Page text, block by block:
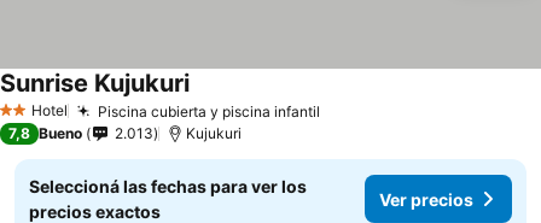
2 Estrellas
Hotel Piscina cubierta y piscina infantil
Sunrise Kujukuri
7,8 Bueno 2.013 Kujukuri
Seleccioná las fechas para ver los
precios exactos
Ver precios